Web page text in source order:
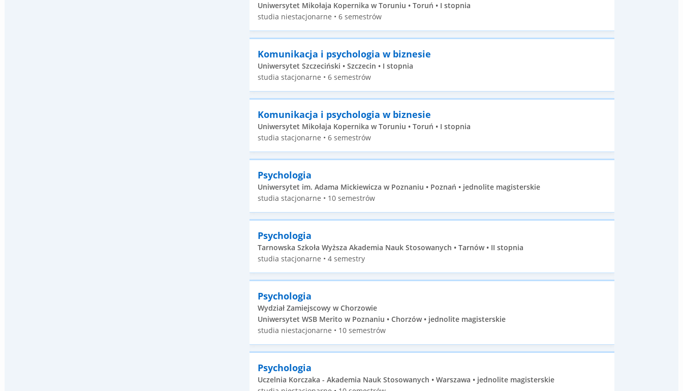
Uniwersytet Mikołaja Kopernika w Toruniu • Toruń • I stopnia
studia niestacjonarne • 6 semestrów
Komunikacja i psychologia w biznesie
Uniwersytet Szczeciński • Szczecin • I stopnia
studia stacjonarne • 6 semestrów
Komunikacja i psychologia w biznesie
Uniwersytet Mikołaja Kopernika w Toruniu • Toruń • I stopnia
studia stacjonarne • 6 semestrów
Psychologia
Uniwersytet im. Adama Mickiewicza w Poznaniu • Poznań • jednolite magisterskie
studia stacjonarne • 10 semestrów
Psychologia
Tarnowska Szkoła Wyższa Akademia Nauk Stosowanych • Tarnów • II stopnia
studia stacjonarne • 4 semestry
Psychologia
Wydział Zamiejscowy w Chorzowie
Uniwersytet WSB Merito w Poznaniu • Chorzów • jednolite magisterskie
studia niestacjonarne • 10 semestrów
Psychologia
Uczelnia Korczaka - Akademia Nauk Stosowanych • Warszawa • jednolite magisterskie